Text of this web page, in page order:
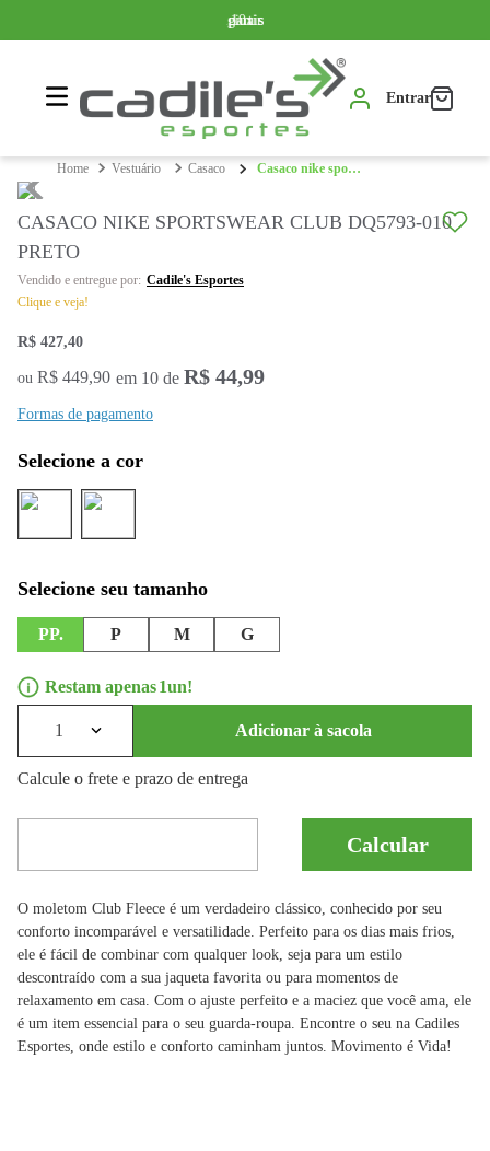
Somente produtos originais
Parcelamos em até 10x sem juros
Frete grátis a partir de R$ 399,99*
Entrar
vestuário casaco casaco nike sportswear club dq5793-010 preto
CASACO NIKE SPORTSWEAR CLUB DQ5793-010
PRETO
Cadile's Esportes
Clique e veja!
R$ 427,40
ou R$ 449,90 em 10 de R$ 44,99
Formas de pagamento
Selecione a cor
PP. P M G
1
1 Adicionar à sacola
Calcule o frete e prazo de entrega
O moletom Club Fleece é um verdadeiro clássico, conhecido por seu
conforto incomparável e versatilidade. Perfeito para os dias mais frios,
ele é fácil de combinar com qualquer look, seja para um estilo
descontraído com a sua jaqueta favorita ou para momentos de
relaxamento em casa. Com o ajuste perfeito e a maciez que você ama, ele
é um item essencial para o seu guarda-roupa. Encontre o seu na Cadiles
Esportes, onde estilo e conforto caminham juntos. Movimento é Vida!